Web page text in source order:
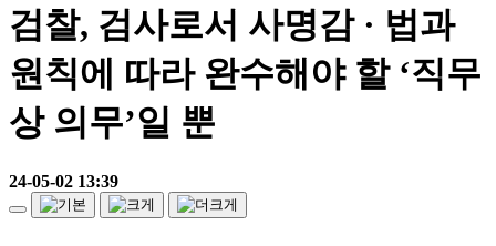
검찰, 검사로서 사명감 · 법과
원칙에 따라 완수해야 할 ‘직무
상 의무’일 뿐
24-05-02 13:39